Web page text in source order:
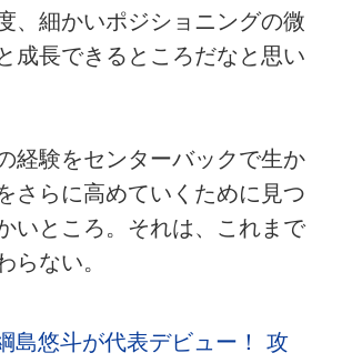
、細かいポジショニングの微
成長できるところだなと思い
経験をセンターバックで生か
さらに高めていくために見つ
いところ。それは、これまで
らない。
島悠斗が代表デビュー！ 攻